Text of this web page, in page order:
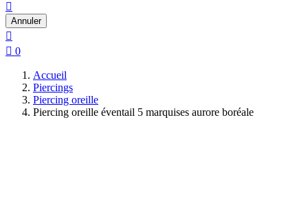

Annuler

 0
Accueil
Piercings
Piercing oreille
Piercing oreille éventail 5 marquises aurore boréale